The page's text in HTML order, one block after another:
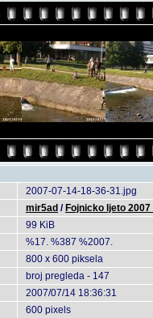
2007-07-14-18-36-31.jpg
mir5ad / Fojnicko ljeto
99 KiB
%17. %387 %2007.
800 x 600 piksela
broj pregleda - 147
2007/07/14 18:36:31
600 pixels